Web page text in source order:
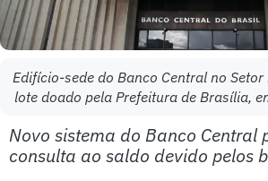
Edifício-sede do Banco Central no
lote doado pela Prefeitura de Brasília,
Novo sistema do Banco Central
consulta ao saldo devido pelos